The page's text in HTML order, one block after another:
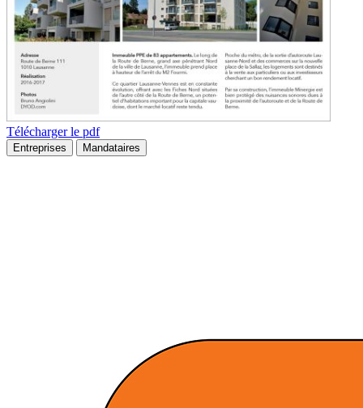
Télécharger le pdf
Entreprises Mandataires